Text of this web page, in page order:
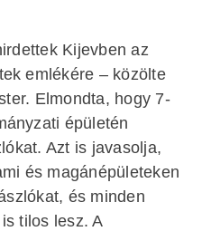
Kijevben az
emlékére – közölte
Elmondta, hogy 7-
épületén
Azt is javasolja,
és magánépületeken
és minden
tilos lesz. A